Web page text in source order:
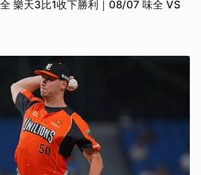
樂天3比1收下勝利｜08/07 味全 VS